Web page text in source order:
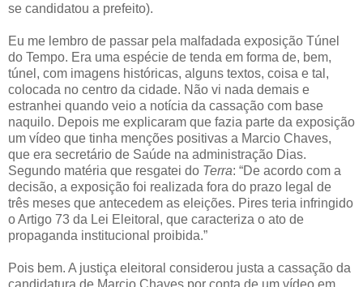
se candidatou a prefeito).
Eu me lembro de passar pela malfadada exposição Túnel
do Tempo. Era uma espécie de tenda em forma de, bem,
túnel, com imagens históricas, alguns textos, coisa e tal,
colocada no centro da cidade. Não vi nada demais e
estranhei quando veio a notícia da cassação com base
naquilo. Depois me explicaram que fazia parte da exposição
um vídeo que tinha menções positivas a Marcio Chaves,
que era secretário de Saúde na administração Dias.
Segundo matéria que resgatei do Terra: “De acordo com a
decisão, a exposição foi realizada fora do prazo legal de
três meses que antecedem as eleições. Pires teria infringido
o Artigo 73 da Lei Eleitoral, que caracteriza o ato de
propaganda institucional proibida.”
Pois bem. A justiça eleitoral considerou justa a cassação da
candidatura de Marcio Chaves por conta de um vídeo em